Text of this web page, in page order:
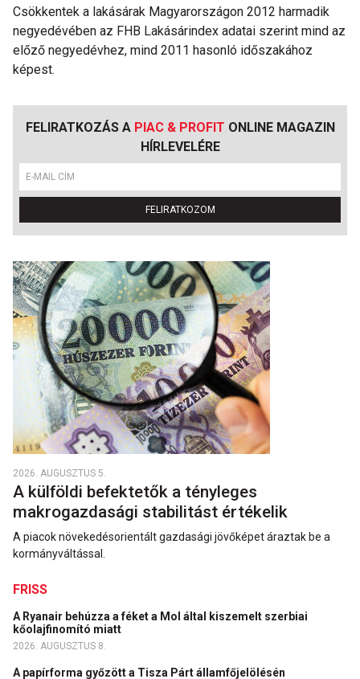
Csökkentek a lakásárak Magyarországon 2012 harmadik
negyedévében az FHB Lakásárindex adatai szerint mind az
előző negyedévhez, mind 2011 hasonló időszakához
képest.
FELIRATKOZÁS A PIAC & PROFIT ONLINE MAGAZIN
HÍRLEVELÉRE
FELIRATKOZOM
2026. AUGUSZTUS 5.
A külföldi befektetők a tényleges
makrogazdasági stabilitást értékelik
A piacok növekedésorientált gazdasági jövőképet áraztak be a
kormányváltással.
FRISS
A Ryanair behúzza a féket a Mol által kiszemelt szerbiai
kőolajfinomító miatt
2026. AUGUSZTUS 8.
A papírforma győzött a Tisza Párt államfőjelölésén